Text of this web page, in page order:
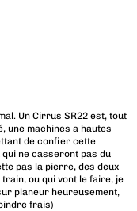
Un Cirrus SR22 est, tout
une machines a hautes
de confier cette
ne casseront pas du
pas la pierre, des deux
ou qui vont le faire, je
planeur heureusement,
frais)